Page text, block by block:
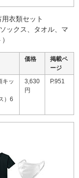
衣類セット
ックス、タオル、マ
価格
掲載ペ
ージ
ッ
）6
3,630
円
P.951